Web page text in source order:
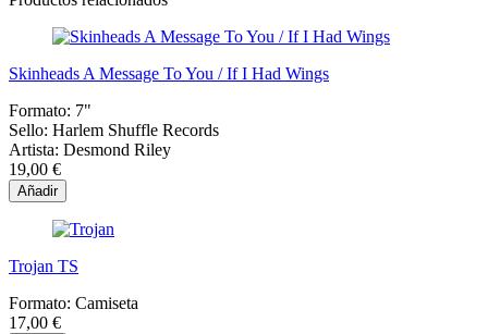
Skinheads A Message To You / If I Had Wings
Formato: 7"
Sello: Harlem Shuffle Records
Artista: Desmond Riley
19,00 €
Añadir
Trojan TS
Formato: Camiseta
17,00 €